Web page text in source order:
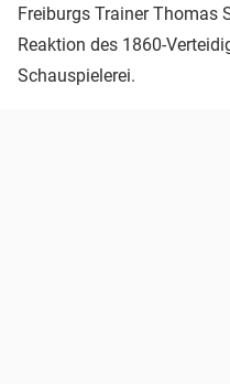
Freiburgs Trainer Thomas
Reaktion des 1860-
Schauspielerei.